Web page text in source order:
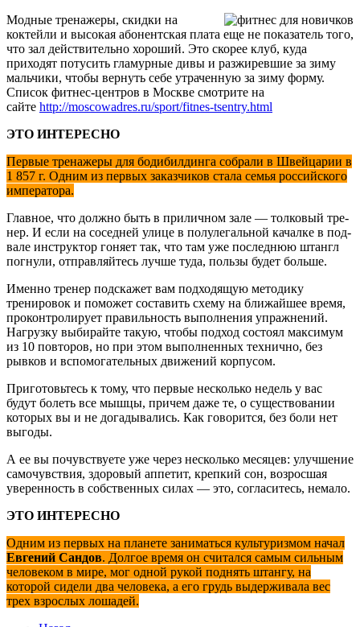
Модные тренажеры, скидки на
коктейли и высокая абонентская плата еще не показатель того,
что зал действительно хороший. Это скорее клуб, куда
приходят потусить гламурные дивы и раз­жиревшие за зиму
мальчики, чтобы вернуть себе утраченную за зиму форму.
Список фитнес-центров в Москве смотрите на
сайте http://moscowadres.ru/sport/fitnes-tsentry.html
ЭТО ИНТЕРЕСНО
Первые тренажеры для боди­билдинга собрали в Швейца­рии в
1 857 г. Одним из первых заказчиков стала семья россий­ского
императора.
Главное, что должно быть в при­личном зале — толковый тре­
нер. И если на соседней улице в полулегальной качалке в под­
вале инструктор гоняет так, что там уже последнюю штангл
погнули, отправляйтесь лучше туда, пользы будет больше.
Именно тренер подскажет вам подходящую методику
трениро­вок и поможет составить схему на ближайшее время,
прокон­тролирует правильность вы­полнения упражнений.
Нагрузку выбирайте такую, чтобы подход состоял максимум
из 10 повто­ров, но при этом выполненных технично, без
рывков и вспомо­гательных движений корпусом.
Приготовьтесь к тому, что первые несколько недель у вас
будут болеть все мыш­цы, причем даже те, о суще­ствовании
которых вы и не догадывались. Как говорится, без боли нет
выгоды.
А ее вы почувствуете уже через несколько месяцев: улучше­ние
самочувствия, здоровый аппетит, крепкий сон, возрос­шая
уверенность в собствен­ных силах — это, согласитесь, немало.
ЭТО ИНТЕРЕСНО
Одним из первых на планете заниматься культуризмом начал
Евгений Сандов. Долгое время он считался самым сильным
человеком в мире, мог одной рукой поднять штангу, на
которой сидели два чело­века, а его грудь выдерживала вес
трех взрослых лошадей.